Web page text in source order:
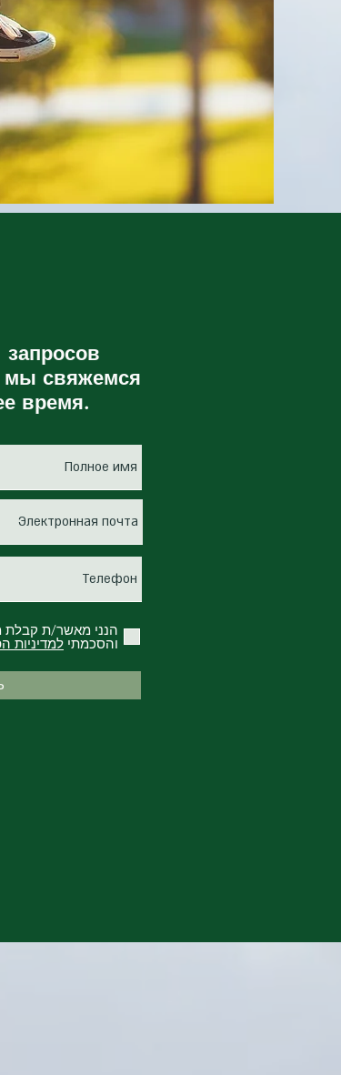
мы свяжемся
время.
הנני מאשר/ת קבלת
והסכמתי למדיניות